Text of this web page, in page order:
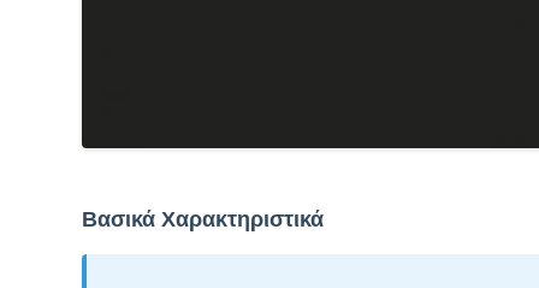
Βασικά Χαρακτηριστικά